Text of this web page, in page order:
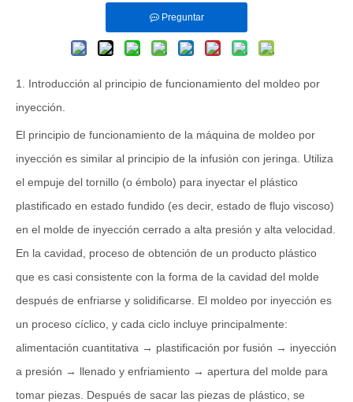
Preguntar
1. Introducción al principio de funcionamiento del moldeo por
inyección.
El principio de funcionamiento de la máquina de moldeo por
inyección es similar al principio de la infusión con jeringa. Utiliza
el empuje del tornillo (o émbolo) para inyectar el plástico
plastificado en estado fundido (es decir, estado de flujo viscoso)
en el molde de inyección cerrado a alta presión y alta velocidad.
En la cavidad, proceso de obtención de un producto plástico
que es casi consistente con la forma de la cavidad del molde
después de enfriarse y solidificarse. El moldeo por inyección es
un proceso cíclico, y cada ciclo incluye principalmente:
alimentación cuantitativa → plastificación por fusión → inyección
a presión → llenado y enfriamiento → apertura del molde para
tomar piezas. Después de sacar las piezas de plástico, se